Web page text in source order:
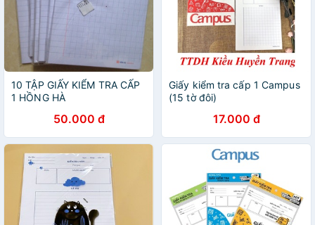
10 TẬP GIẤY KIỂM TRA CẤP
1 HỒNG HÀ
50.000 đ
Giấy kiểm tra cấp 1 Campus
(15 tờ đôi)
17.000 đ